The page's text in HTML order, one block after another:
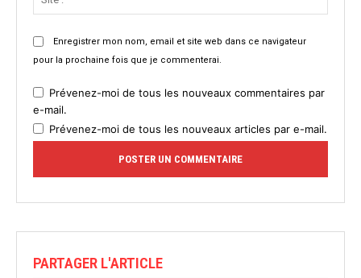
Enregistrer mon nom, email et site web dans ce navigateur
pour la prochaine fois que je commenterai.
Prévenez-moi de tous les nouveaux commentaires par
e-mail.
Prévenez-moi de tous les nouveaux articles par e-mail.
PARTAGER L'ARTICLE